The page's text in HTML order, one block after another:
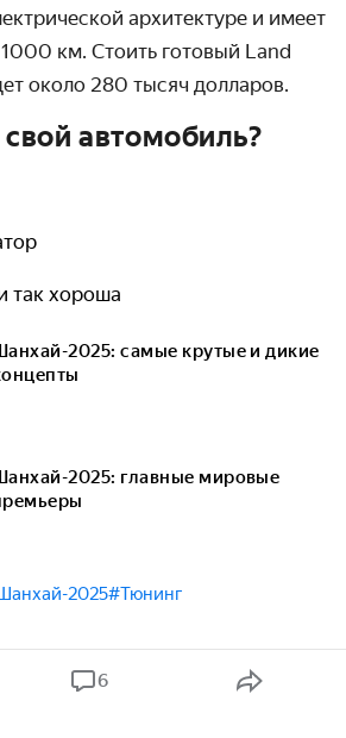
архитектуре и имеет
км. Стоить готовый Land
около 280 тысяч долларов.
автомобиль?
так хороша
2025: самые крутые и дикие
2025: главные мировые
2025#Тюнинг
6